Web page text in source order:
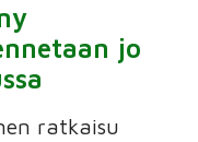
jo
ratkaisu